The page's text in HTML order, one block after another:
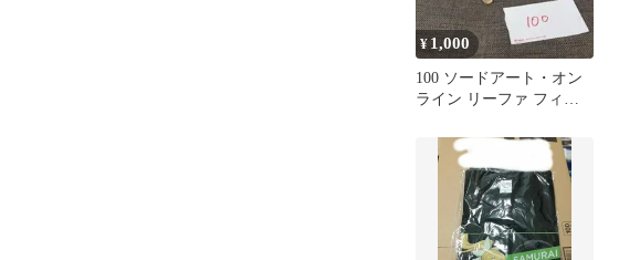
¥ 1,000
100 ソードアート・オン
ライン リーファ フィギ